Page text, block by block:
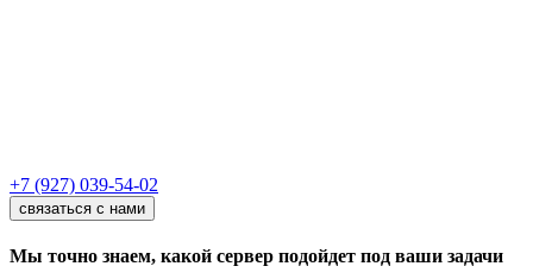
+7 (927) 039-54-02
связаться с нами
Мы точно знаем, какой сервер подойдет под ваши задачи